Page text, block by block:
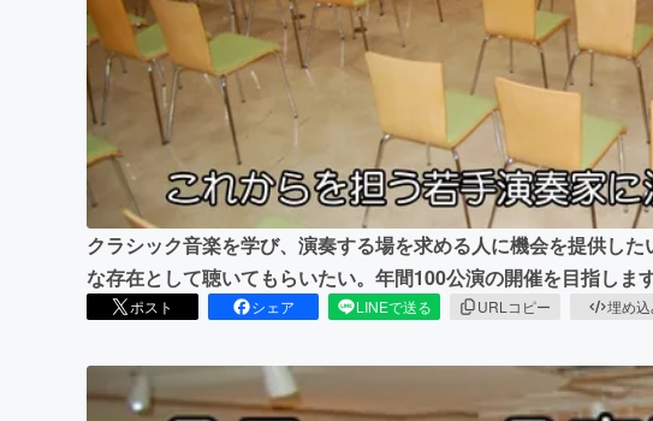
クラシック音楽を学び、演奏する場を求める人に機会を提供し
な存在として聴いてもらいたい。年間100公演の開催を目指します
ポスト シェア LINEで送る URLコピー 埋め